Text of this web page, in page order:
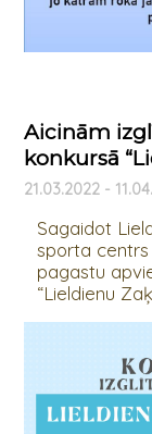
Aicinām
konkursā
21.03.2022 -
Sagaidot
sporta
pagastu
“Lieldienu